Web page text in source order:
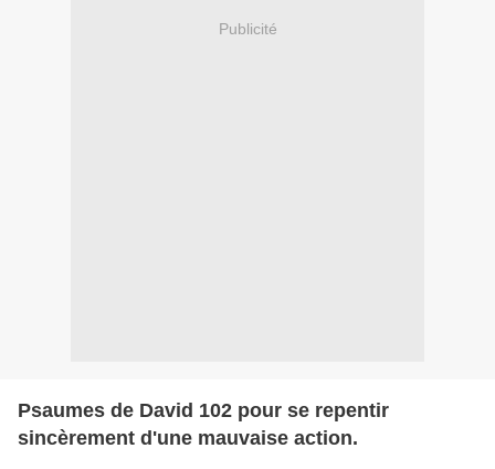
Publicité
Psaumes de David 102 pour se repentir
sincèrement d'une mauvaise action.